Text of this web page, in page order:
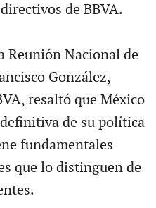
de BBVA.
Reunión Nacional de
González,
resaltó que México
de su política
fundamentales
que lo distinguen de